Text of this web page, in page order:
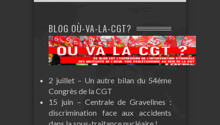
BLOG OÙ-VA-LA-CGT?
2 juillet – Un autre bilan du 54ème
Congrès de la CGT
15 juin – Centrale de Gravelines :
discrimination face aux accidents